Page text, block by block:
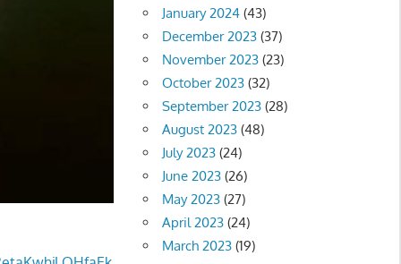
January 2024 (43)
December 2023 (37)
November 2023 (23)
October 2023 (32)
September 2023 (28)
August 2023 (48)
July 2023 (24)
June 2023 (26)
May 2023 (27)
April 2023 (24)
March 2023 (19)